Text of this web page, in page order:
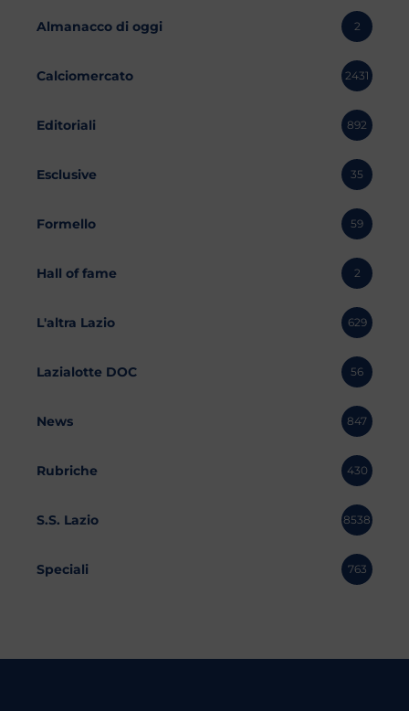
Almanacco di oggi 2
Calciomercato 2431
Editoriali 892
Esclusive 35
Formello 59
Hall of fame 2
L'altra Lazio 629
Lazialotte DOC 56
News 847
Rubriche 430
S.S. Lazio 8538
Speciali 763